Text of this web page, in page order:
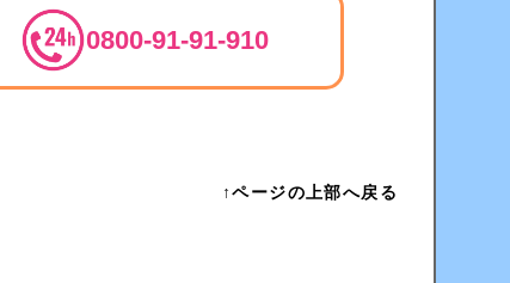
0800-91-91-910
↑ページの上部へ戻る